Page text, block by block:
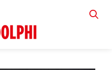
VIA